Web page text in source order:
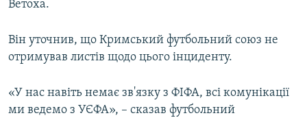
Ветоха.
Він уточнив, що Кримський футбольний союз не
отримував листів щодо цього інциденту.
«У нас навіть немає зв'язку з ФІФА, всі комунікації
ми ведемо з УЄФА», – сказав футбольний